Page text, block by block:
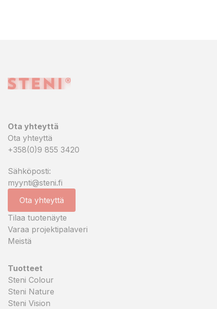
Ota yhteyttä
Ota yhteyttä
+358(0)9 855 3420
Sähköposti:
myynti@steni.fi
Ota yhteyttä
Tilaa tuotenäyte
Varaa projektipalaveri
Meistä
Tuotteet
Steni Colour
Steni Nature
Steni Vision